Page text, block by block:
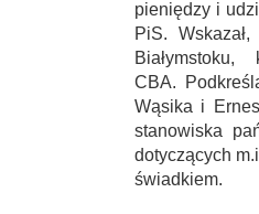
pieniędzy i
PiS.
CBA.
Wąsika i
stanowiska
dotyczących
świadkiem.